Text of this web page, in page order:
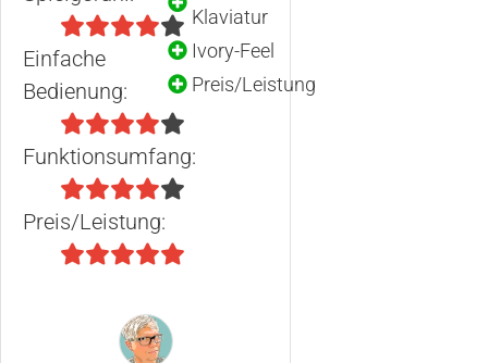
Einfache
Bedienung:
Funktionsumfang:
Preis/Leistung:
Klaviatur
Ivory-Feel
Preis/Leistung